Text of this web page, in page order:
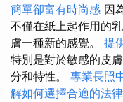
簡單卻富有時尚感 因
不僅在紙上起作用的
膚一種新的感覺。 提
特別是對於敏感的皮
分和特性。 專業長照
解如何選擇合適的法